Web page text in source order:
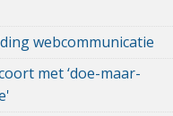
webcommunicatie
met ‘doe-maar-